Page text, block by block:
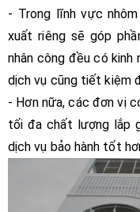
- Trong lĩnh vực
xuất riêng sẽ góp
nhân công đều có kinh
dịch vụ cũng tiết kiệm
- Hơn nữa, các đơn vị
tối đa chất lượng lắp
dịch vụ bảo hành tốt